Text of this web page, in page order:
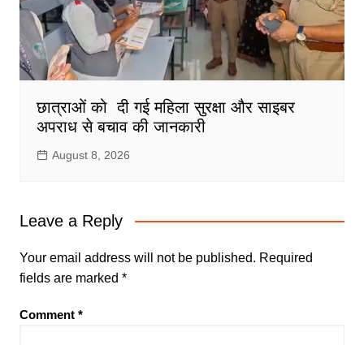
छात्राओं को दी गई महिला सुरक्षा और साइबर
अपराध से बचाव की जानकारी
August 8, 2026
Leave a Reply
Your email address will not be published. Required
fields are marked *
Comment *